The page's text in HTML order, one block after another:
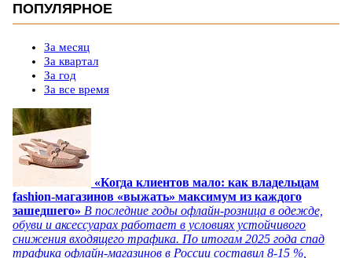
ПОПУЛЯРНОЕ
За месяц
За квартал
За год
За все время
«Когда клиентов мало: как владельцам
fashion-магазинов «выжать» максимум из каждого
зашедшего» В последние годы офлайн-розница в одежде,
обуви и аксессуарах работает в условиях устойчивого
снижения входящего трафика. По итогам 2025 года спад
трафика офлайн-магазинов в России составил 8-15 %,